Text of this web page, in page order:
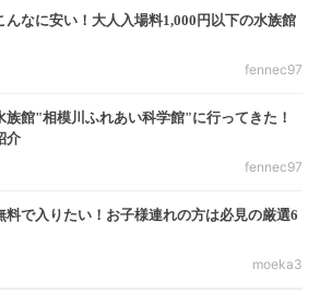
んなに安い！大人入場料1,000円以下の水族館
fennec97
族館"相模川ふれあい科学館"に行ってきた！
介
fennec97
料で入りたい！お子様連れの方は必見の厳選6
moeka3